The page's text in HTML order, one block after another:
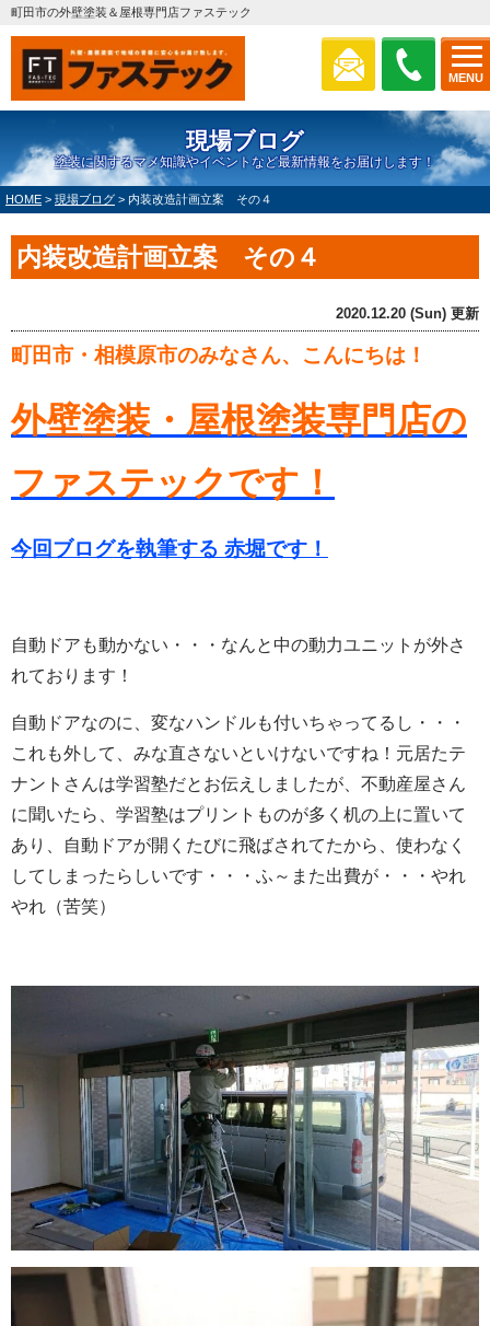
MENU
町田市の外壁塗装＆屋根専門店ファステック
現場ブログ
塗装に関するマメ知識やイベントなど最新情報をお届けします！
HOME > 現場ブログ > 内装改造計画立案 その４
内装改造計画立案 その４
2020.12.20 (Sun) 更新
町田市・相模原市のみなさん、こんにちは！
外壁塗装・屋根塗装専門店の
ファステックです！
今回ブログを執筆する 赤堀です！
自動ドアも動かない・・・なんと中の動力ユニットが外さ
れております！
自動ドアなのに、変なハンドルも付いちゃってるし・・・
これも外して、みな直さないといけないですね！元居たテ
ナントさんは学習塾だとお伝えしましたが、不動産屋さん
に聞いたら、学習塾はプリントものが多く机の上に置いて
あり、自動ドアが開くたびに飛ばされてたから、使わなく
してしまったらしいです・・・ふ～また出費が・・・やれ
やれ（苦笑）